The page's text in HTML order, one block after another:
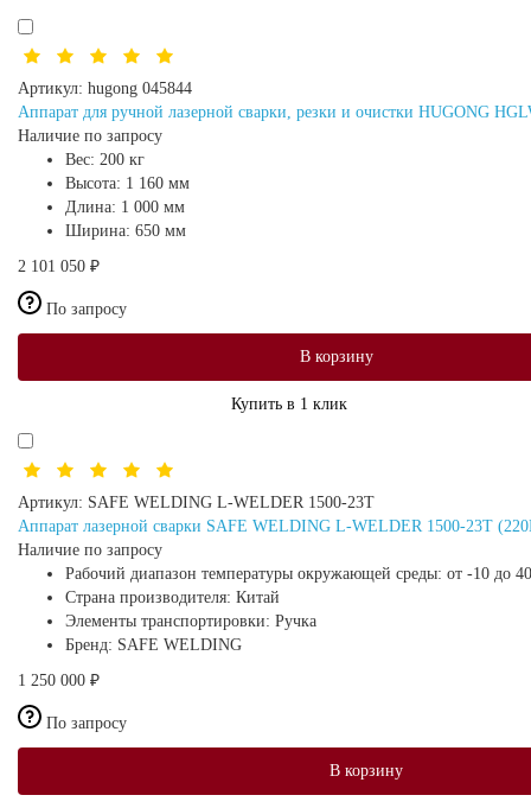
Артикул: hugong 045844
Аппарат для ручной лазерной сварки, резки и очистки HUGONG
Наличие по запросу
Вес: 200 кг
Высота: 1 160 мм
Длина: 1 000 мм
Ширина: 650 мм
2 101 050 ₽
По запросу
В корзину
Купить в 1 клик
Артикул: SAFE WELDING L-WELDER 1500-23T
Аппарат лазерной сварки SAFE WELDING L-WELDER 1500-23T
Наличие по запросу
Рабочий диапазон температуры окружающей среды: от -10 до
Страна производителя: Китай
Элементы транспортировки: Ручка
Бренд: SAFE WELDING
1 250 000 ₽
По запросу
В корзину